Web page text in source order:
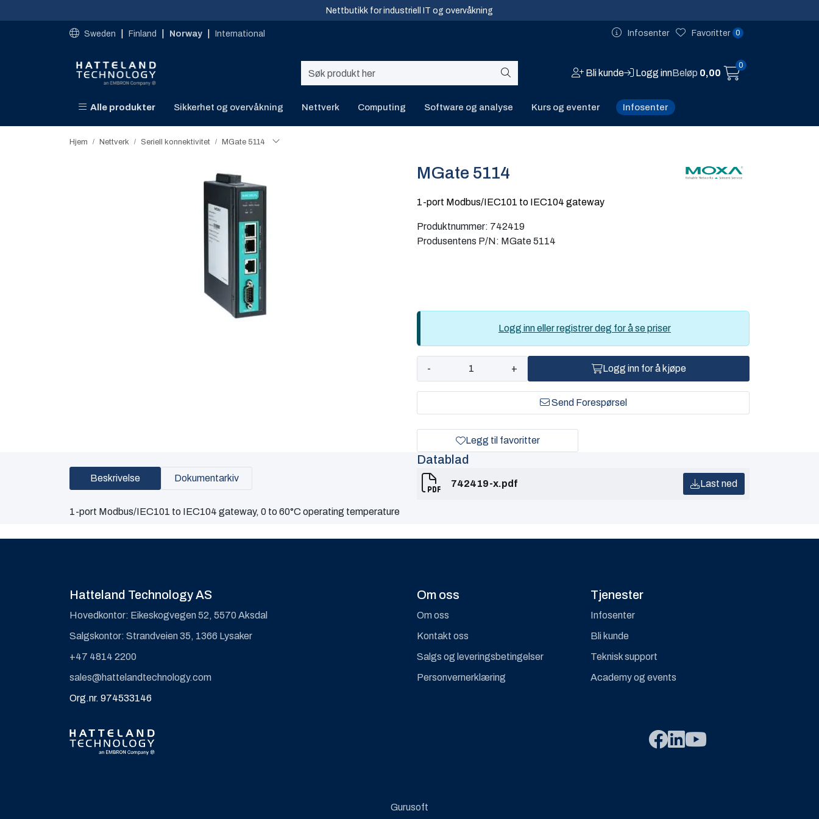
Nettbutikk for industriell IT og overvåkning
Sweden Finland Norway International Infosenter 0
Favoritter
Bli kunde Logg innBeløp 0,00
0
Alle produkter Sikkerhet og overvåkning Nettverk Computing Software og analyse Kurs og eventer Infosenter
Hjem Nettverk Seriell konnektivitet​ MGate 5114
MGate 5114
1-port Modbus/IEC101 to IEC104 gateway
Produktnummer: 742419
Produsentens P/N: MGate 5114
Logg inn eller registrer deg for å se priser
- + Logg inn for å kjøpe
Send Forespørsel
Legg til favoritter
Beskrivelse Dokumentarkiv
1-port Modbus/IEC101 to IEC104 gateway, 0 to 60°C operating temperature
Datablad
742419-x.pdf Last ned
Hatteland Technology AS
Hovedkontor: Eikeskogvegen 52, 5570 Aksdal
Salgskontor: Strandveien 35, 1366 Lysaker
+47 4814 2200
sales@hattelandtechnology.com
Org.nr. 974533146
Om oss
Om oss
Kontakt oss
Salgs og leveringsbetingelser
Personvernerklæring
Tjenester
Infosenter
Bli kunde
Teknisk support
Academy og events
Gurusoft